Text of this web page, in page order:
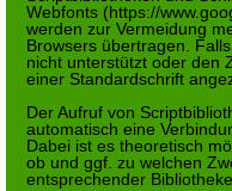
Webfonts (https://
werden zur Vermeidung
Browsers übertragen.
nicht unterstützt oder den
einer Standardschrift
Der Aufruf von
automatisch eine
Dabei ist es theoretisch
ob und ggf. zu welchen
entsprechender